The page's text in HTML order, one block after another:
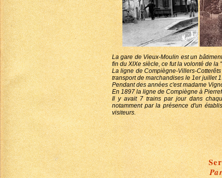
La gare de Vieux-Moulin est un
fin du XIXe siècle, ce fut la volonté de la
La ligne de Compiègne-Villers-
transport de marchandises le 1er juillet
Pendant des années c'est madame
En 1897 la ligne de Compiègne à
Il y avait 7 trains par jour dans
notamment par la présence d'un
visiteurs.